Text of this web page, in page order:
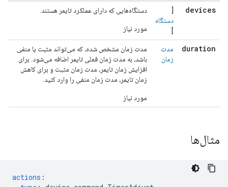
devices
[
دستگاه
]
دستگاه‌هایی که دارای عملکرد تایمر هستند.
مورد نیاز
duration
مدت
زمان
مدت زمان مشخص شده، که می‌تواند مثبت یا منفی
باشد، به مدت زمان فعلی تایمر اضافه می‌شود. برای
افزایش زمان تایمر، مدت زمان مثبت و برای کاهش
زمان تایمر، مدت زمان منفی را وارد کنید.
مورد نیاز
مثال‌ها
actions :